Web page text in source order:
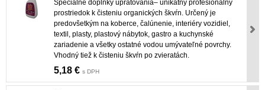
Špeciálne doplnky upratovania– unikátny profesionálny
prostriedok k čisteniu organických škvŕn. Určený je
predovšetkým na koberce, čalúnenie, interiéry vozidiel,
textil, plasty, plastový nábytok, gastro a kuchynské
zariadenie a všetky ostatné vodou umývateľné povrchy.
Vhodný tiež k čisteniu škvŕn po zvieratách.
5,18 € s DPH